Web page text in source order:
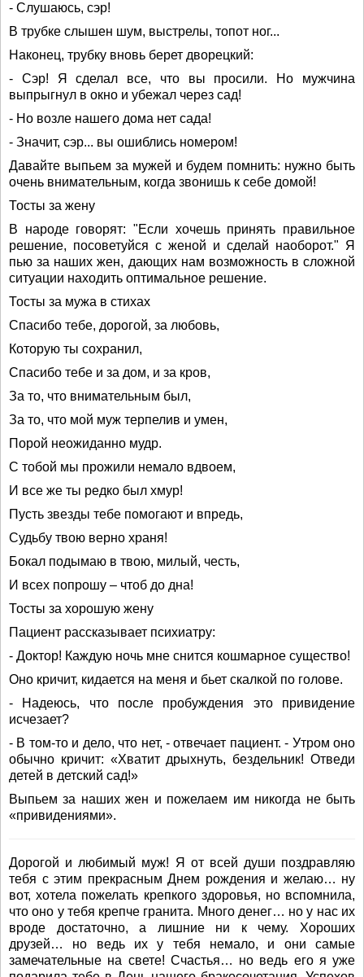
- Слушаюсь, сэр!
В трубке слышен шум, выстрелы, топот ног...
Наконец, трубку вновь берет дворецкий:
- Сэр! Я сделал все, что вы просили. Но мужчина
выпрыгнул в окно и убежал через сад!
- Но возле нашего дома нет сада!
- Значит, сэр... вы ошиблись номером!
Давайте выпьем за мужей и будем помнить: нужно быть
очень внимательным, когда звонишь к себе домой!
Тосты за жену
В народе говорят: "Если хочешь принять правильное
решение, посоветуйся с женой и сделай наоборот." Я
пью за наших жен, дающих нам возможность в сложной
ситуации находить оптимальное решение.
Тосты за мужа в стихах
Спасибо тебе, дорогой, за любовь,
Которую ты сохранил,
Спасибо тебе и за дом, и за кров,
За то, что внимательным был,
За то, что мой муж терпелив и умен,
Порой неожиданно мудр.
С тобой мы прожили немало вдвоем,
И все же ты редко был хмур!
Пусть звезды тебе помогают и впредь,
Судьбу твою верно храня!
Бокал подымаю в твою, милый, честь,
И всех попрошу – чтоб до дна!
Тосты за хорошую жену
Пациент рассказывает психиатру:
- Доктор! Каждую ночь мне снится кошмарное существо!
Оно кричит, кидается на меня и бьет скалкой по голове.
- Надеюсь, что после пробуждения это привидение
исчезает?
- В том-то и дело, что нет, - отвечает пациент. - Утром оно
обычно кричит: «Хватит дрыхнуть, бездельник! Отведи
детей в детский сад!»
Выпьем за наших жен и пожелаем им никогда не быть
«привидениями».
Дорогой и любимый муж! Я от всей души поздравляю
тебя с этим прекрасным Днем рождения и желаю… ну
вот, хотела пожелать крепкого здоровья, но вспомнила,
что оно у тебя крепче гранита. Много денег… но у нас их
вроде достаточно, а лишние ни к чему. Хороших
друзей… но ведь их у тебя немало, и они самые
замечательные на свете! Счастья… но ведь его я уже